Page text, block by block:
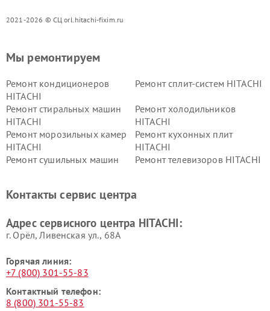
2021-2026 © СЦ orl.hitachi-fixim.ru
Мы ремонтируем
Ремонт кондиционеров
HITACHI
Ремонт сплит-систем HITACHI
Ремонт стиральных машин
HITACHI
Ремонт холодильников
HITACHI
Ремонт морозильных камер
HITACHI
Ремонт кухонных плит
HITACHI
Ремонт сушильных машин
Ремонт телевизоров HITACHI
данных HITACHI
HITACHI
HITACHI
HITACHI
Контакты сервис центра
Адрес сервисного центра HITACHI:
г. Орёл, Ливенская ул., 68А
Горячая линия:
+7 (800) 301-55-83
Контактный телефон:
8 (800) 301-55-83